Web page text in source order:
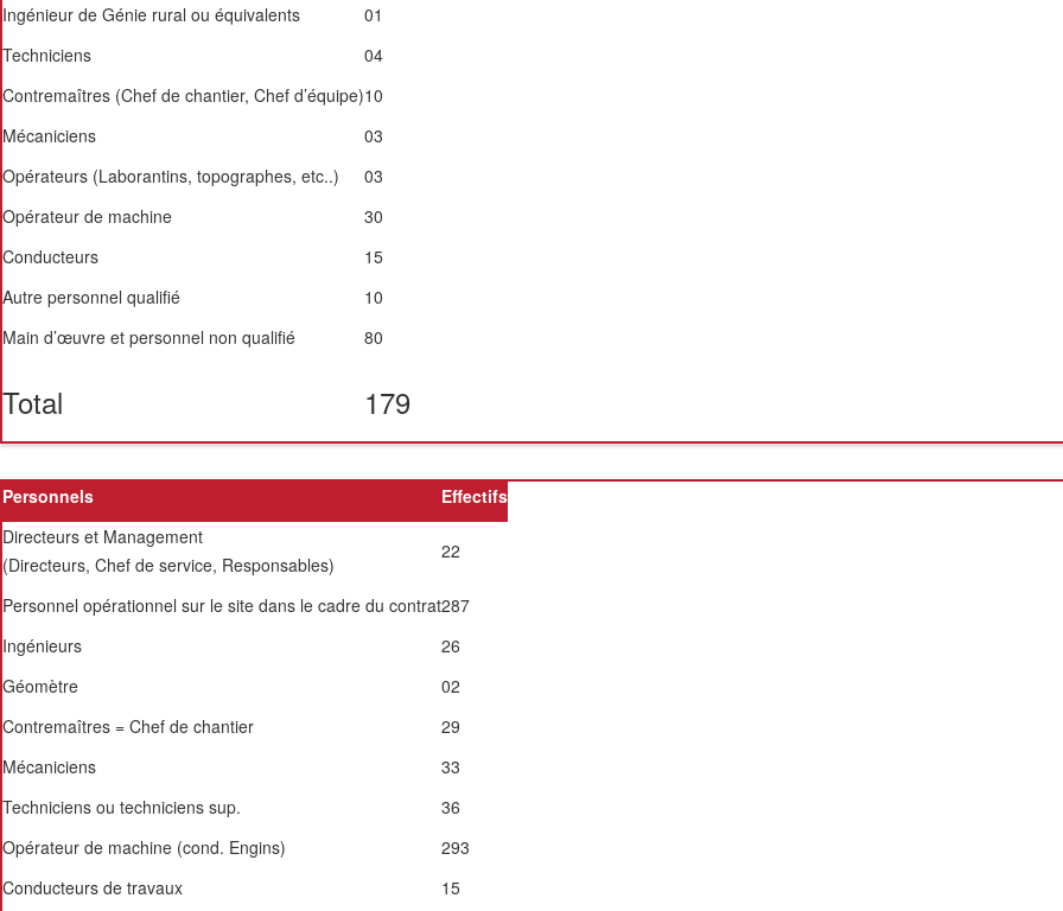
Ingénieur de Génie rural ou équivalents
01
Techniciens
04
Contremaîtres (Chef de chantier, Chef d’équipe)10
Mécaniciens
03
Opérateurs (Laborantins, topographes, etc..)
03
Opérateur de machine
30
Conducteurs
15
Autre personnel qualifié
10
Main d’œuvre et personnel non qualifié
80
Total 179
Personnels
Effectifs
Directeurs et Management
(Directeurs, Chef de service, Responsables)
22
Personnel opérationnel sur le site dans le cadre du contrat287
Ingénieurs
26
Géomètre
02
Contremaîtres = Chef de chantier
29
Mécaniciens
33
Techniciens ou techniciens sup.
36
Opérateur de machine (cond. Engins)
293
Conducteurs de travaux
15